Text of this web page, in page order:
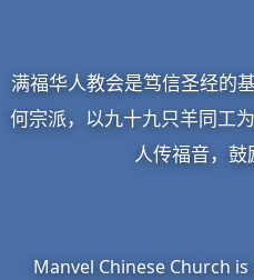
满福华人教会是笃信圣经的
何宗派，以九十九只羊同工
人传福音，鼓
Manvel Chinese Church